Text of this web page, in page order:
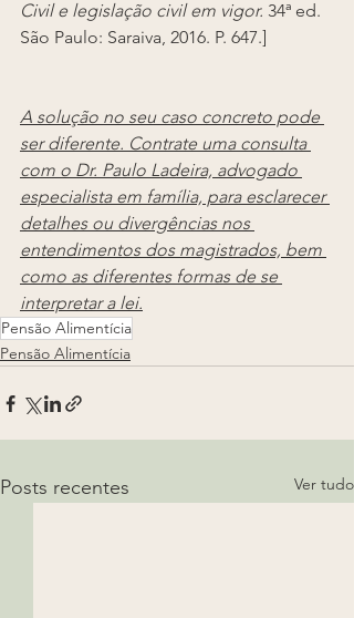
Civil e legislação civil em vigor. 34ª ed.
São Paulo: Saraiva, 2016. P. 647.]
A solução no seu caso concreto pode
ser diferente. Contrate uma consulta
com o Dr. Paulo Ladeira, advogado
especialista em família, para esclarecer
detalhes ou divergências nos
entendimentos dos magistrados, bem
como as diferentes formas de se
interpretar a lei.
Pensão Alimentícia
Pensão Alimentícia
Posts recentes Ver tudo